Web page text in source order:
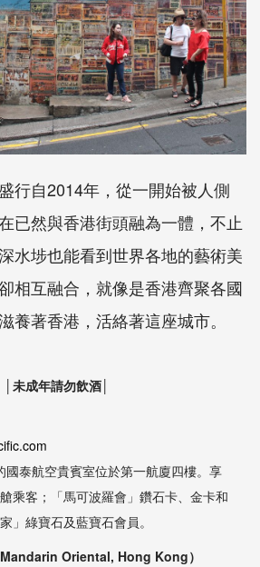
行自2014年，從一開始被人側
已然與香港街頭融為一體，不止
水埗也能看到世界各地的藝術美
相互融合，就像是香港齊聚各國
養著香港，活絡著這座城市。
│未成年請勿飲酒│
國泰航空貴賓室位於第一航廈四樓。享
乘客；「馬可波羅會」鑽石卡、金卡和
」綠寶石及藍寶石會員。
Oriental, Hong Kong）